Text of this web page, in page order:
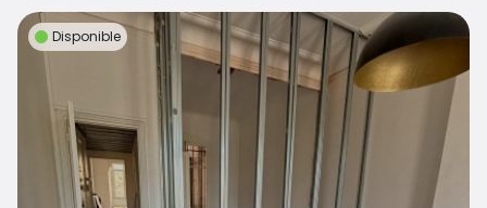
Disponible